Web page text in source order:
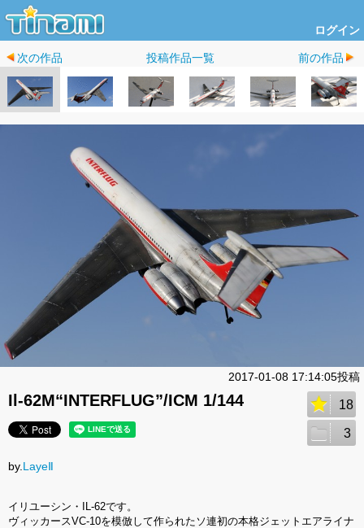
ログイン
次の作品 投稿作品一覧 前の作品
2017-01-08 17:14:05投稿
Il-62M“INTERFLUG”/ICM 1/144 18
3
by. LayeⅡ
イリユーシン・IL-62です。
ヴィッカースVC-10を模倣して作られたソ連初の本格ジェットエアライナ